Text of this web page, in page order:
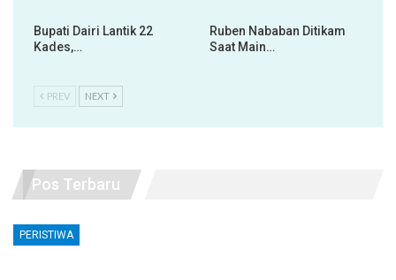
Bupati Dairi Lantik 22
Kades,…
Ruben Nababan Ditikam
Saat Main…
PREV NEXT
Pos Terbaru
PERISTIWA